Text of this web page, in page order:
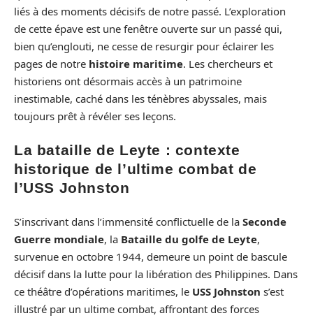
liés à des moments décisifs de notre passé. L’exploration
de cette épave est une fenêtre ouverte sur un passé qui,
bien qu’englouti, ne cesse de resurgir pour éclairer les
pages de notre histoire maritime. Les chercheurs et
historiens ont désormais accès à un patrimoine
inestimable, caché dans les ténèbres abyssales, mais
toujours prêt à révéler ses leçons.
La bataille de Leyte : contexte
historique de l’ultime combat de
l’USS Johnston
S’inscrivant dans l’immensité conflictuelle de la Seconde
Guerre mondiale, la Bataille du golfe de Leyte,
survenue en octobre 1944, demeure un point de bascule
décisif dans la lutte pour la libération des Philippines. Dans
ce théâtre d’opérations maritimes, le USS Johnston s’est
illustré par un ultime combat, affrontant des forces